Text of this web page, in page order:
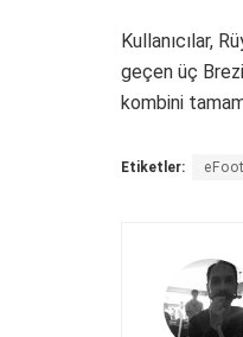
Kullanıcılar,
geçen üç
kombini
Etiketler: